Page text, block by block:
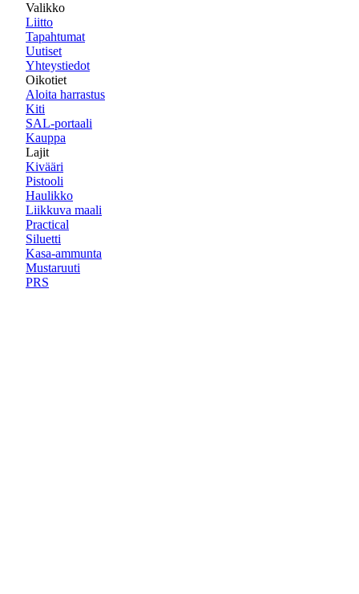
Valikko
Liitto
Tapahtumat
Uutiset
Yhteystiedot
Oikotiet
Aloita harrastus
Kiti
SAL-portaali
Kauppa
Lajit
Kivääri
Pistooli
Haulikko
Liikkuva maali
Practical
Siluetti
Kasa-ammunta
Mustaruuti
PRS